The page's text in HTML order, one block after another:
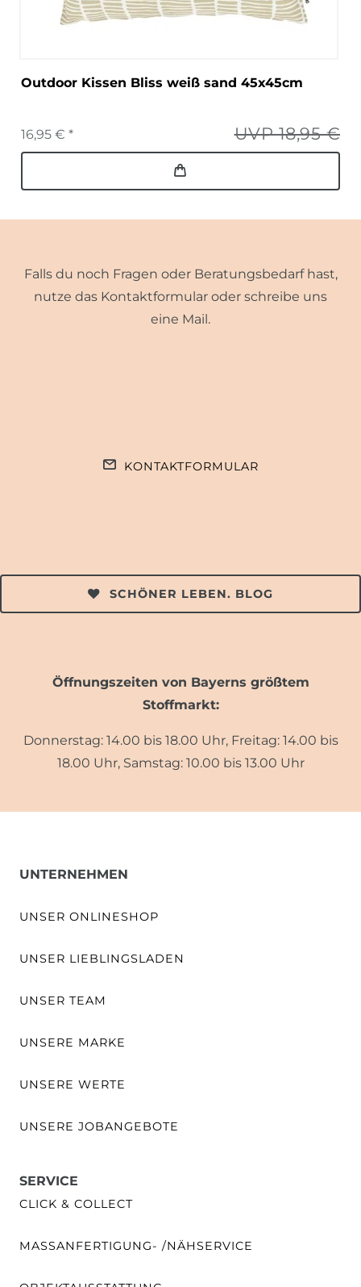
Outdoor Kissen Bliss weiß sand 45x45cm
UVP 18,95 €
16,95 € *
Falls du noch Fragen oder Beratungsbedarf hast,
nutze das Kontaktformular oder schreibe uns
eine Mail.
KONTAKTFORMULAR
SCHÖNER LEBEN. BLOG
Öffnungszeiten von Bayerns größtem
Stoffmarkt:
Donnerstag: 14.00 bis 18.00 Uhr, Freitag: 14.00 bis
18.00 Uhr, Samstag: 10.00 bis 13.00 Uhr
UNTERNEHMEN
UNSER ONLINESHOP
UNSER LIEBLINGSLADEN
UNSER TEAM
UNSERE MARKE
UNSERE WERTE
UNSERE JOBANGEBOTE
SERVICE
CLICK & COLLECT
MASSANFERTIGUNG- /NÄHSERVICE